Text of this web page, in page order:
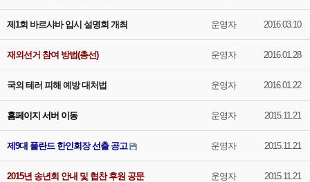
제1회 바르샤바 입시 설명회 개최 운영자 2016.03.10
재외선거 참여 방법(총선) 운영자 2016.01.28
국외 테러 피해 예방 대처법 운영자 2016.01.22
홈페이지 서버 이동 운영자 2015.11.21
제9대 폴란드 한인회장 선출 공고 운영자 2015.11.21
2015년 송년회 안내 및 협찬 후원 공문 운영자 2015.11.21